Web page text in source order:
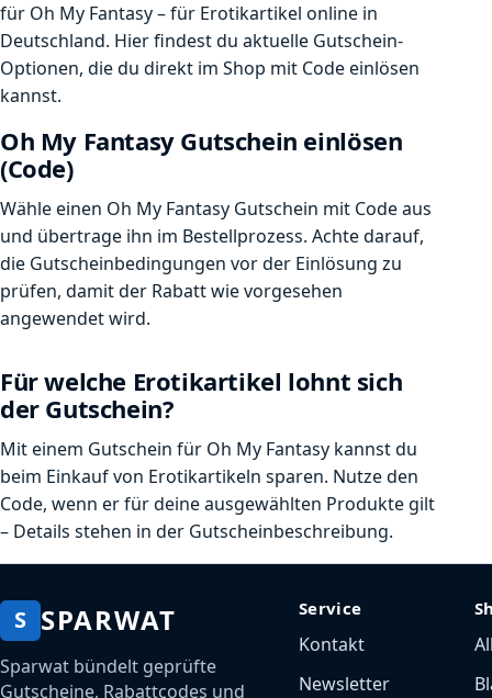
für Oh My Fantasy – für Erotikartikel online in
Deutschland. Hier findest du aktuelle Gutschein-
Optionen, die du direkt im Shop mit Code einlösen
kannst.
Oh My Fantasy Gutschein einlösen
(Code)
Wähle einen Oh My Fantasy Gutschein mit Code aus
und übertrage ihn im Bestellprozess. Achte darauf,
die Gutscheinbedingungen vor der Einlösung zu
prüfen, damit der Rabatt wie vorgesehen
angewendet wird.
Für welche Erotikartikel lohnt sich
der Gutschein?
Mit einem Gutschein für Oh My Fantasy kannst du
beim Einkauf von Erotikartikeln sparen. Nutze den
Code, wenn er für deine ausgewählten Produkte gilt
– Details stehen in der Gutscheinbeschreibung.
S SPARWAT
Sparwat bündelt geprüfte
Gutscheine, Rabattcodes und
Service
Kontakt
Newsletter